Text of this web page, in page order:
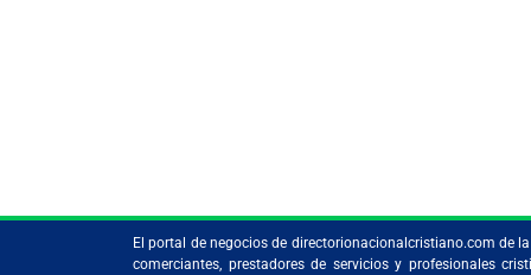
El portal de negocios de directorionacionalcristiano.com de
comerciantes, prestadores de servicios y profesionales